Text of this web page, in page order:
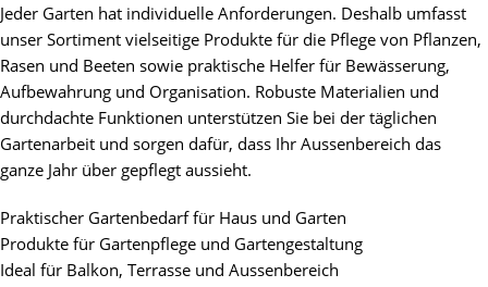
Jeder Garten hat individuelle Anforderungen. Deshalb umfasst
unser Sortiment vielseitige Produkte für die Pflege von Pflanzen,
Rasen und Beeten sowie praktische Helfer für Bewässerung,
Aufbewahrung und Organisation. Robuste Materialien und
durchdachte Funktionen unterstützen Sie bei der täglichen
Gartenarbeit und sorgen dafür, dass Ihr Aussenbereich das
ganze Jahr über gepflegt aussieht.
Praktischer Gartenbedarf für Haus und Garten
Produkte für Gartenpflege und Gartengestaltung
Ideal für Balkon, Terrasse und Aussenbereich